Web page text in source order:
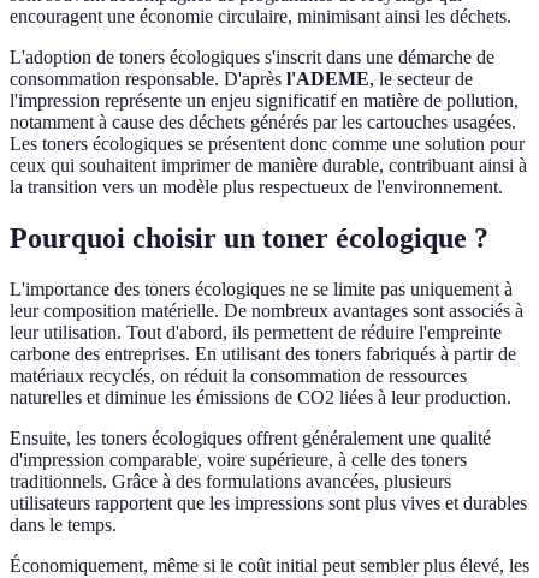
encouragent une économie circulaire, minimisant ainsi les déchets.
L'adoption de toners écologiques s'inscrit dans une démarche de
consommation responsable. D'après l'ADEME, le secteur de
l'impression représente un enjeu significatif en matière de pollution,
notamment à cause des déchets générés par les cartouches usagées.
Les toners écologiques se présentent donc comme une solution pour
ceux qui souhaitent imprimer de manière durable, contribuant ainsi à
la transition vers un modèle plus respectueux de l'environnement.
Pourquoi choisir un toner écologique ?
L'importance des toners écologiques ne se limite pas uniquement à
leur composition matérielle. De nombreux avantages sont associés à
leur utilisation. Tout d'abord, ils permettent de réduire l'empreinte
carbone des entreprises. En utilisant des toners fabriqués à partir de
matériaux recyclés, on réduit la consommation de ressources
naturelles et diminue les émissions de CO2 liées à leur production.
Ensuite, les toners écologiques offrent généralement une qualité
d'impression comparable, voire supérieure, à celle des toners
traditionnels. Grâce à des formulations avancées, plusieurs
utilisateurs rapportent que les impressions sont plus vives et durables
dans le temps.
Économiquement, même si le coût initial peut sembler plus élevé, les